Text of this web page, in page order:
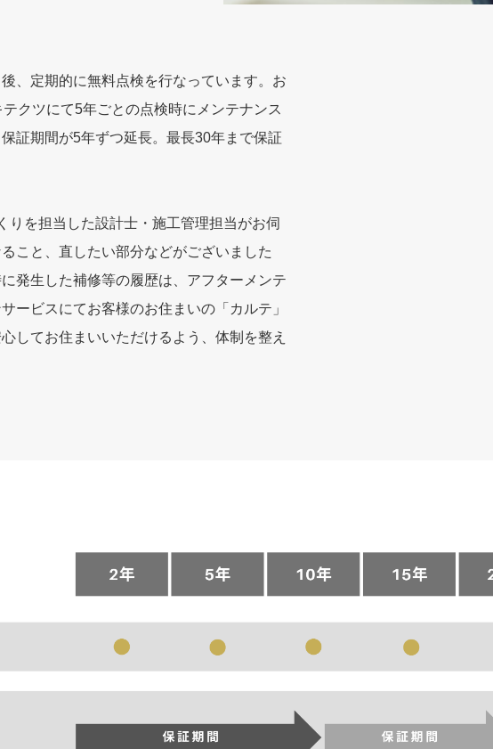
、定期的に無料点検を行なっています。お
クツにて5年ごとの点検時にメンテナンス
証期間が5年ずつ延長。最長30年まで保証
りを担当した設計士・施工管理担当がお伺
こと、直したい部分などがございました
発生した補修等の履歴は、アフターメンテ
ービスにてお客様のお住まいの「カルテ」
してお住まいいただけるよう、体制を整え